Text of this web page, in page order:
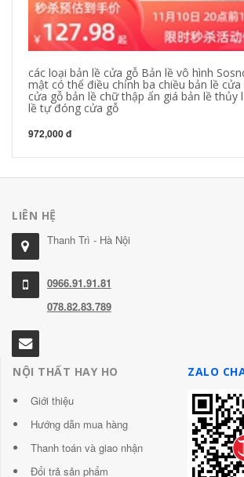
các loại bản lề cửa gỗ Bản lề vô hình
mật có thể điều chỉnh ba chiều bản lề cửa
cửa gỗ bản lề chữ thập ẩn giá bản lề thủy
lề tự đóng cửa gỗ
972,000 đ
LIÊN HỆ
Thanh Trì - Hà Nội
0966.91.91.81
078.82.83.789
NỘI THẤT HAY HO
Giới thiệu
Hướng dẫn mua hàng
Thanh toán và giao nhận
Đổi trả sản phẩm
ZALO